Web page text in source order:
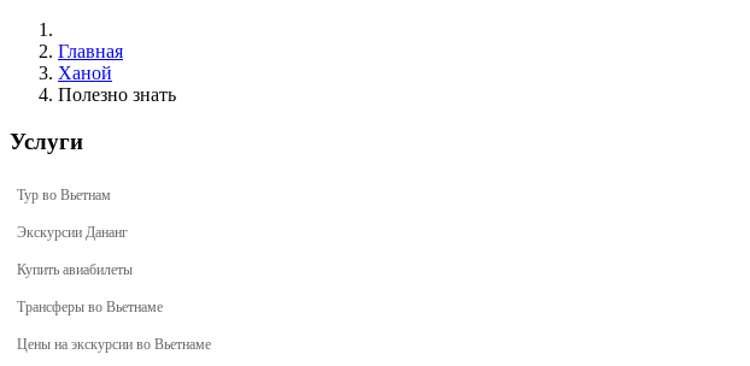
Главная
Ханой
Полезно знать
Услуги
Тур во Вьетнам
Экскурсии Дананг
Купить авиабилеты
Трансферы во Вьетнаме
Цены на экскурсии во Вьетнаме